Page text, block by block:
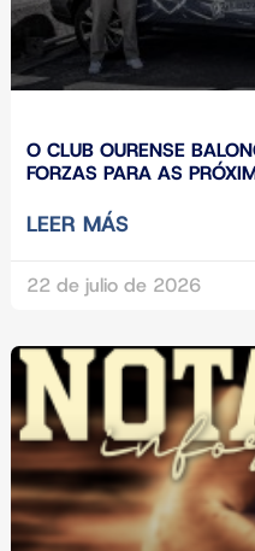
O CLUB OURENSE
FORZAS PARA AS
LEER MÁS
22 de julio de 2026